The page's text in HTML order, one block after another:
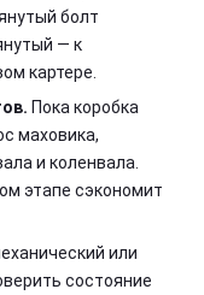
болт
— к
картере.
Пока коробка
маховика,
и коленвала.
этапе сэкономит
или
состояние